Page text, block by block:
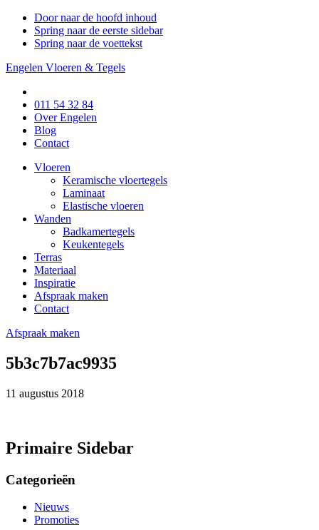
Door naar de hoofd inhoud
Spring naar de eerste sidebar
Spring naar de voettekst
Engelen Vloeren & Tegels
011 54 32 84
Over Engelen
Blog
Contact
Vloeren
Keramische vloertegels
Laminaat
Elastische vloeren
Wanden
Badkamertegels
Keukentegels
Terras
Materiaal
Inspiratie
Afspraak maken
Contact
Afspraak maken
5b3c7b7ac9935
11 augustus 2018
Primaire Sidebar
Categorieën
Nieuws
Promoties